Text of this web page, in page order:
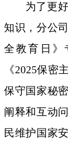
为了更
知识，分公
全教育日》
《2025保密
保守国家秘
阐释和互动
民维护国家